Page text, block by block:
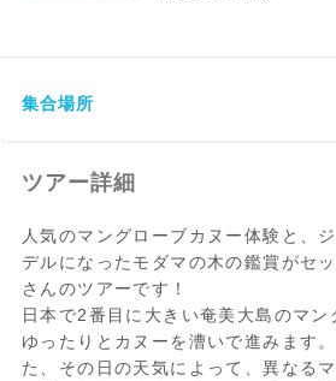
集合場所
ツアー詳細
人気のマングローブカヌー体験と、
デルになったモダマの木の鑑賞がセ
さんのツアーです！
日本で2番目に大きい奄美大島のマン
ゆったりとカヌーを漕いで進みます
た、その日の天気によって、異なる